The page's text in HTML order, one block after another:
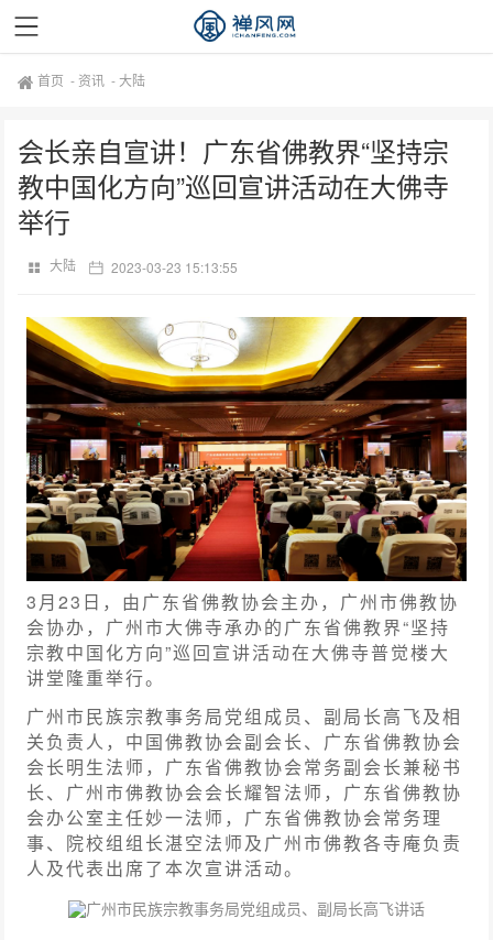
首页 - 资讯 -大陆
会长亲自宣讲！广东省佛教界“坚持宗
教中国化方向”巡回宣讲活动在大佛寺
举行
大陆 2023-03-23 15:13:55
3月23日，由广东省佛教协会主办，广州市佛教协
会协办，广州市大佛寺承办的广东省佛教界“坚持
宗教中国化方向”巡回宣讲活动在大佛寺普觉楼大
讲堂隆重举行。
广州市民族宗教事务局党组成员、副局长高飞及相
关负责人， 中国佛教协会副会长、 广东省佛教协会
会长明生法师，广东省佛教协会常务副会长兼秘书
长、广州市佛教协会会长耀智法师， 广东省佛教协
会办公室主任妙一法师，广东省佛教协会常务理
事、 院校组组长湛空法师及广州市佛教各寺庵负责
人及代表出席了本次宣讲活动。
广州市民族宗教事务局党组成员、副局长高飞讲话